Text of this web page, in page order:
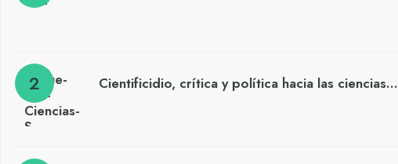
Cientificidio, crítica y política hacia las ciencias…